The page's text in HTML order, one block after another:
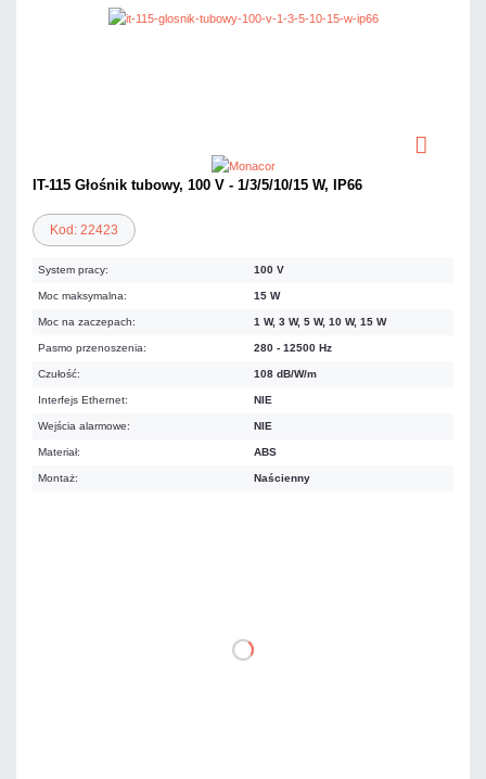
IT-115 Głośnik tubowy, 100 V - 1/3/5/10/15 W, IP66
Kod: 22423
System pracy: 100 V
Moc maksymalna: 15 W
Moc na zaczepach: 1 W, 3 W, 5 W, 10 W, 15 W
Pasmo przenoszenia: 280 - 12500 Hz
Czułość: 108 dB/W/m
Interfejs Ethernet: NIE
Wejścia alarmowe: NIE
Materiał: ABS
Montaż: Naścienny
DO KOSZYKA